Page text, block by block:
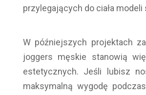
przylegających do ciała
W późniejszych projektach
joggers męskie stanowią
estetycznych. Jeśli lubisz
maksymalną wygodę